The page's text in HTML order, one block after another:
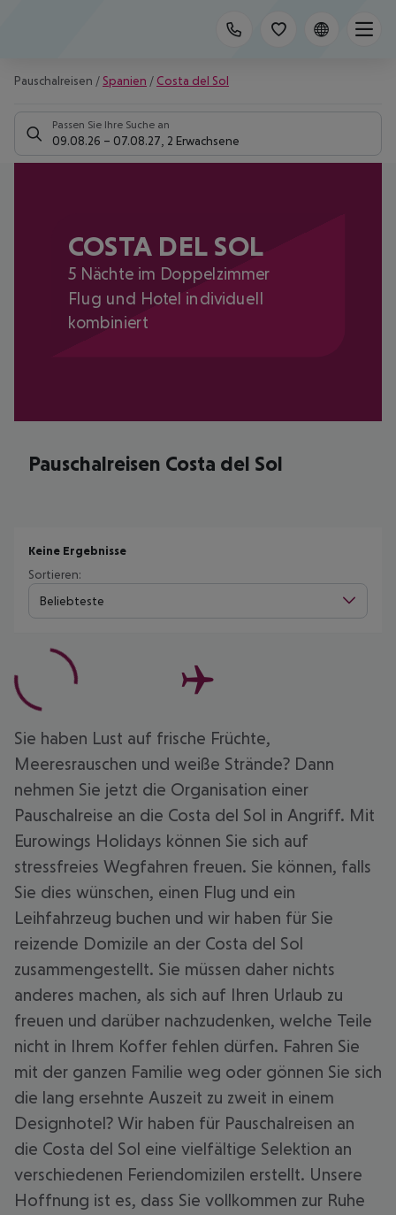
Pauschalreisen / Spanien / Costa del Sol
Passen Sie Ihre Suche an
09.08.26 – 07.08.27 2 Erwachsene
COSTA DEL SOL
5 Nächte im Doppelzimmer
Flug und Hotel individuell
kombiniert
Pauschalreisen Costa del Sol
Keine Ergebnisse
Sortieren:
Beliebteste
Sie haben Lust auf frische Früchte,
Meeresrauschen und weiße Strände? Dann
nehmen Sie jetzt die Organisation einer
Pauschalreise an die Costa del Sol in Angriff. Mit
Eurowings Holidays können Sie sich auf
stressfreies Wegfahren freuen. Sie können, falls
Sie dies wünschen, einen Flug und ein
Leihfahrzeug buchen und wir haben für Sie
reizende Domizile an der Costa del Sol
zusammengestellt. Sie müssen daher nichts
anderes machen, als sich auf Ihren Urlaub zu
freuen und darüber nachzudenken, welche Teile
nicht in Ihrem Koffer fehlen dürfen. Fahren Sie
mit der ganzen Familie weg oder gönnen Sie sich
die lang ersehnte Auszeit zu zweit in einem
Designhotel? Wir haben für Pauschalreisen an
die Costa del Sol eine vielfältige Selektion an
verschiedenen Feriendomizilen erstellt. Unsere
Hoffnung ist es, dass Sie vollkommen zur Ruhe